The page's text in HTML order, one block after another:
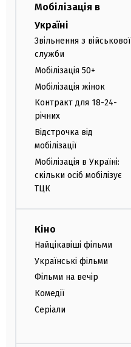
Мобілізація в
Україні
Звільнення з військової
служби
Мобілізація 50+
Мобілізація жінок
Контракт для 18-24-
річних
Відстрочка від
мобілізації
Мобілізація в Україні:
скільки осіб мобілізує
ТЦК
Кіно
Найцікавіші фільми
Українські фільми
Фільми на вечір
Комедії
Серіали